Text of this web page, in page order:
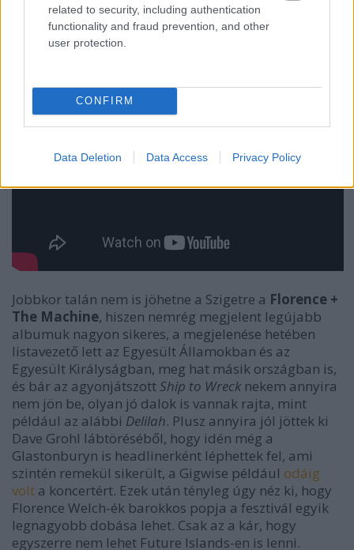
related to security, including authentication
functionality and fraud prevention, and other
user protection.
CONFIRM
Data Deletion Data Access Privacy Policy
Jobbkor talán nem is jöhetne a Szigetre a Florence +
The Machine, hiszen nemrég megjelent legújabb
albumuk nagyon sikeres, a megjelenése hetében
listavezető lett az Egyesült Államokban és az
Egyesült Királyságban, meg hat másik országban is,
és bár az agyonjátszott Ship to Wreck nekem annyira
nem jön be, olyan jó dalok is vannak rajta, mint
például az alábbi Delilah. Plusz annyira jól jöttek ki
Dave Grohl lábtöréséből, hogy idén még a
Glastonburyn is headlinerként léphettek fel, ami
szintén remekül sikerült, a Gigwise például odáig
volt a koncertért. Ezek után tényleg úgy néz ki, hogy
Florence Welch-ék barokkos popja a fesztivál egyik
legnagyobb dobása lehet. Csak az a kár, hogy
egyszerre nem lehet Future Islands-en is lenni.